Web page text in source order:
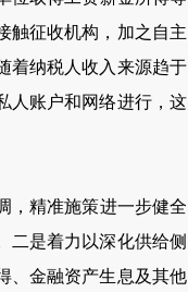
触征收机构，加之自主
着纳税人收入来源趋于
人账户和网络进行，这
精准施策进一步健全
二是着力以深化供给侧
、金融资产生息及其他